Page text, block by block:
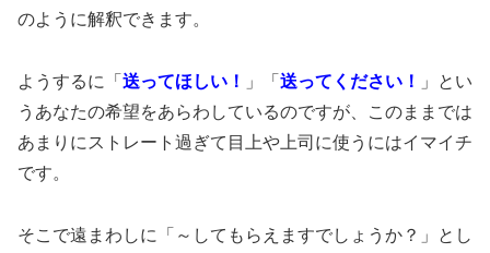
のように解釈できます。
ようするに「 送ってほしい！ 」「 送ってください！
」とい
うあなたの希望をあらわしているのですが、このままでは
あまりにストレート過ぎて目上や上司に使うにはイマイチ
です。
そこで遠まわしに「～してもらえますでしょうか？」とし